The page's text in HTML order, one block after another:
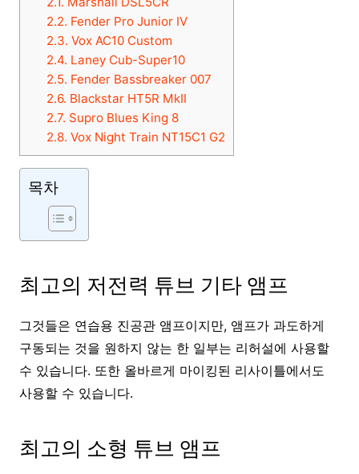
2.2. Fender Pro Junior IV
2.3. Vox AC10 Custom
2.4. Laney Cub-Super10
2.5. Fender Bassbreaker 007
2.6. Blackstar HT5R MkII
2.7. Supro Blues King 8
2.8. Vox Night Train NT15C1 G2
목차
최고의 저전력 튜브 기타 앰프
그것들은 연습용 진공관 앰프이지만, 앰프가 과도하게
구동되는 것을 원하지 않는 한 일부는 리허설에 사용할
수 있습니다. 또한 올바르게 마이킹된 리사이틀에서도
사용할 수 있습니다.
최고의 소형 튜브 앰프